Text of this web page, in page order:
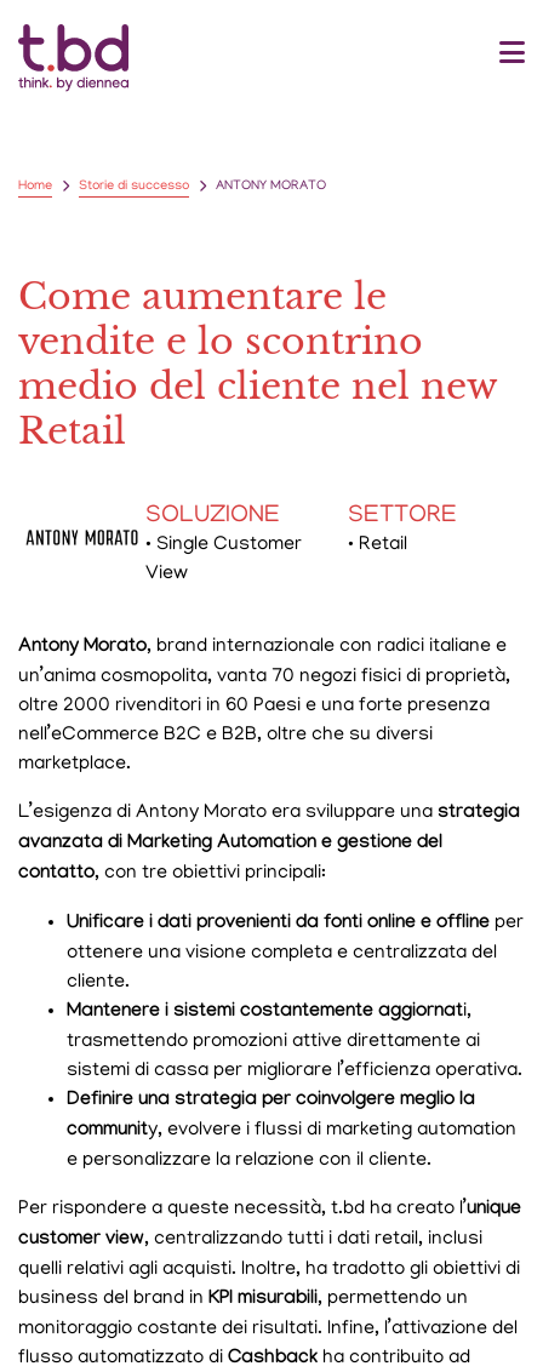
Home Storie di successo ANTONY MORATO
Come aumentare le
vendite e lo scontrino
medio del cliente nel new
Retail
SOLUZIONE
• Single Customer
View
SETTORE
• Retail
Antony Morato, brand internazionale con radici italiane e
un’anima cosmopolita, vanta 70 negozi fisici di proprietà,
oltre 2000 rivenditori in 60 Paesi e una forte presenza
nell’eCommerce B2C e B2B, oltre che su diversi
marketplace.
L’esigenza di Antony Morato era sviluppare una strategia
avanzata di Marketing Automation e gestione del
contatto, con tre obiettivi principali:
Unificare i dati provenienti da fonti online e offline per
ottenere una visione completa e centralizzata del
cliente.
Mantenere i sistemi costantemente aggiornati,
trasmettendo promozioni attive direttamente ai
sistemi di cassa per migliorare l’efficienza operativa.
Definire una strategia per coinvolgere meglio la
community, evolvere i flussi di marketing automation
e personalizzare la relazione con il cliente.
Per rispondere a queste necessità, t.bd ha creato l’unique
customer view, centralizzando tutti i dati retail, inclusi
quelli relativi agli acquisti. Inoltre, ha tradotto gli obiettivi di
business del brand in KPI misurabili, permettendo un
monitoraggio costante dei risultati. Infine, l’attivazione del
flusso automatizzato di Cashback ha contribuito ad